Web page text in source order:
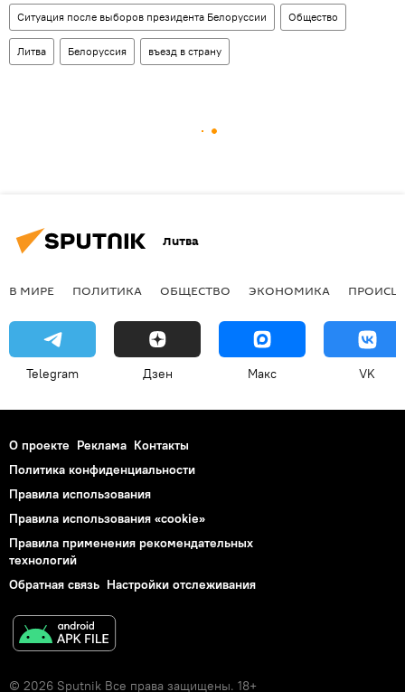
Ситуация после выборов президента Белоруссии Общество
Литва Белоруссия въезд в страну
Литва
В МИРЕ ПОЛИТИКА ОБЩЕСТВО ЭКОНОМИКА
Telegram Дзен Макс VK
О проекте Реклама Контакты
Политика конфиденциальности
Правила использования
Правила использования «cookie»
Правила применения рекомендательных
технологий
Обратная связь Настройки отслеживания
© 2026 Sputnik Все права защищены. 18+